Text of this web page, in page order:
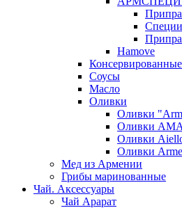
Специи
Hamove
Соусы
Масло
Оливки
Оливки
Оливки
Оливки
Оливки
Мед из Армении
Грибы маринованные
Чай. Аксессуары
Чай Арарат